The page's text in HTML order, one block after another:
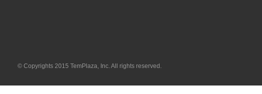
© Copyrights 2015 TemPlaza, Inc. All rights reserved.